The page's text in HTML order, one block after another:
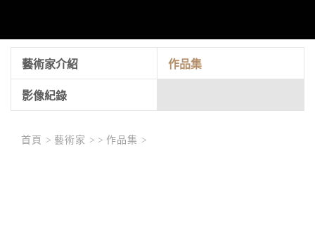
藝術家介紹 作品集
影像紀錄
首頁 > 藝術家 > > 作品集 >